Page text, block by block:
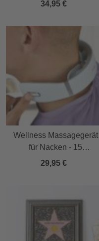
34,95 €
Wellness Massagegerät
für Nacken - 15
Massagestufen
29,95 €